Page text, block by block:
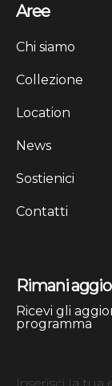
Aree
Chi siamo
Collezione
Location
News
Sostienici
Contatti
Rimani
Ricevi gli
programma
Inserisci la tua